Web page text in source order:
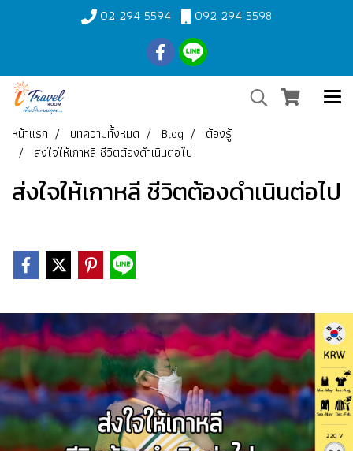
02 294 5594 092 294 5598
หน้าแรก บทความทั้งหมด Blog
ต้องรู้
ส่งใจให้เกาหลี ชีวิตต้องดำเนินต่อไป
ส่งใจให้เกาหลี ชีวิตต้องดำเนินต่อไป